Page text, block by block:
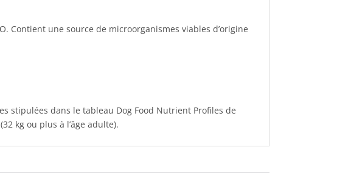
Contient une source de microorganismes viables d’origine
stipulées dans le tableau Dog Food Nutrient Profiles de
kg ou plus à l’âge adulte).